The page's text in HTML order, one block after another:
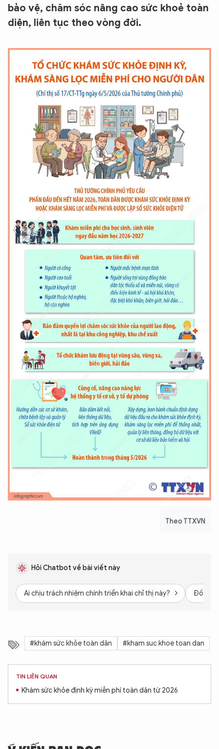
bảo vệ, chăm sóc nâng cao sức khoẻ toàn
diện, liên tục theo vòng đời.
Theo TTXVN
Hỏi Chatbot về bài viết này
Ai chịu trách nhiệm chính triển khai chỉ thị này? Đối
#khám sức khỏe toàn dân #kham suc khoe toan dan
TIN LIÊN QUAN
Khám sức khỏe định kỳ miễn phí toàn dân từ 2026